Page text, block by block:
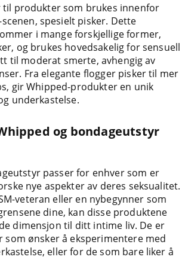
produkter som brukes innenfor
spesielt pisker. Dette
i mange forskjellige former,
og brukes hovedsakelig for sensuell
til moderat smerte, avhengig av
Fra elegante flogger pisker til mer
gir Whipped-produkter en unik
underkastelse.
og bondageutstyr
passer for enhver som er
nye aspekter av deres seksualitet.
veteran eller en nybegynner som
dine, kan disse produktene
dimensjon til ditt intime liv. De er
som ønsker å eksperimentere med
eller for de som bare liker å